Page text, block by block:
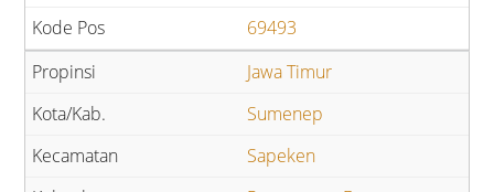
69493
Jawa Timur
Sumenep
Sapeken